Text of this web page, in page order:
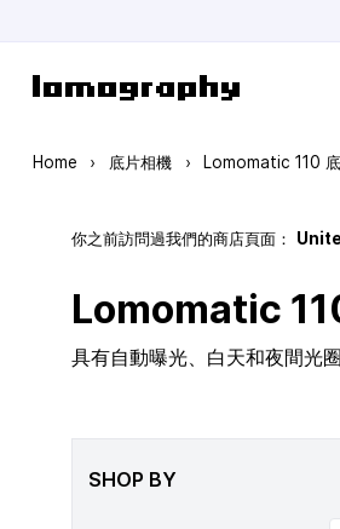
Home › 底片相機 › Lomomatic 110
你之前訪問過我們的商店頁面：
Lomomatic
具有自動曝光、白天和夜間光
SHOP BY